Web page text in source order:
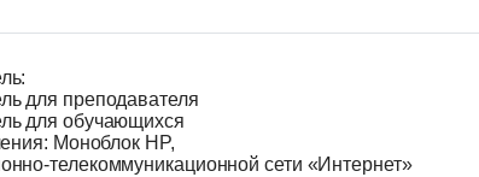
для преподавателя
для обучающихся
Моноблок HP,
телекоммуникационной сети «Интернет»